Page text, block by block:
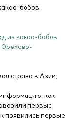
бобов
из какао-бобов
Орехово-
страна в Азии,
как
первые
появились первые